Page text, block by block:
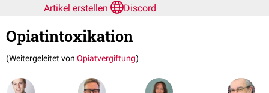
Artikel erstellen
Discord
Opiatintoxikation
(Weitergeleitet von Opiatvergiftung)